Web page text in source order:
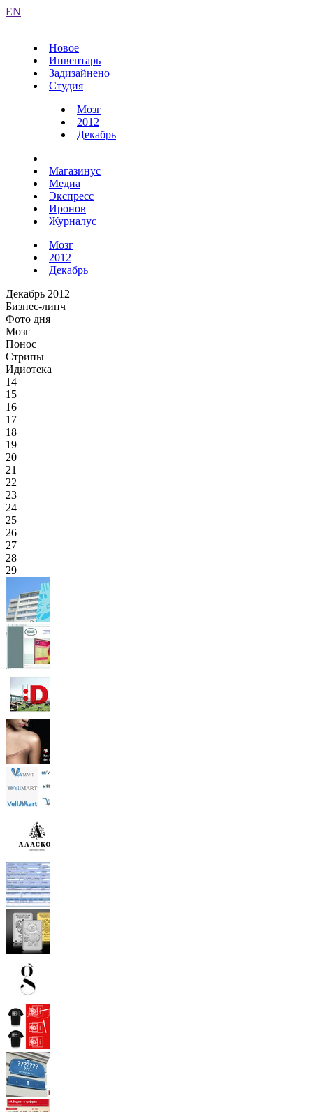
EN
Новое
Инвентарь
Задизайнено
Студия
Мозг
2012
Декабрь
Магазинус
Медиа
Экспресс
Иронов
Журналус
Мозг
2012
Декабрь
Декабрь 2012
Бизнес-линч
Фото дня
Мозг
Понос
Стрипы
Идиотека
14
15
16
17
18
19
20
21
22
23
24
25
26
27
28
29